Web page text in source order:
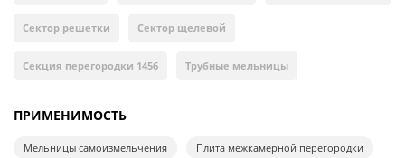
Сектор решетки Сектор щелевой
Секция перегородки 1456 Трубные мельницы
ПРИМЕНИМОСТЬ
Мельницы самоизмельчения Плита межкамерной перегородки